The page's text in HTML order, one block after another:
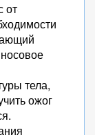
от
тела,
ожог